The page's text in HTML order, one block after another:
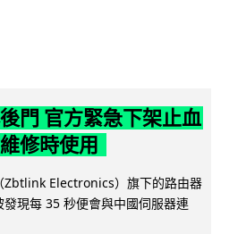
門 官方緊急下架止血
修時使用
Zbtlink Electronics）旗下的路由器
現每 35 秒便會與中國伺服器連